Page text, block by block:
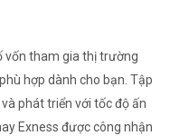
vốn tham gia thị trường
hợp dành cho bạn. Tập
phát triển với tốc độ ấn
Exness được công nhận